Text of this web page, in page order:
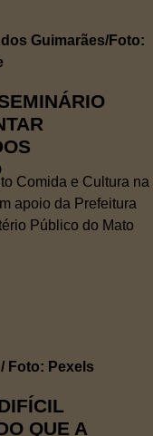
Comida e Cultura na
apoio da Prefeitura
Público do Mato
QUE A